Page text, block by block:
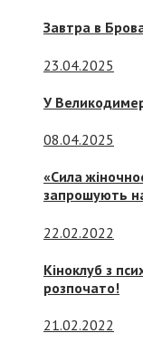
Завтра в
23.04.2025
У
08.04.2025
«Сила
запрошують
22.02.2022
Кіноклуб з
розпочато!
21.02.2022